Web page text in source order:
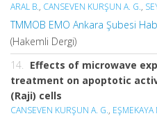
ARAL B., CANSEVEN KURŞUN A. G.,
TMMOB EMO Ankara Şubesi
(Hakemli Dergi)
14. Effects of microwave
treatment on apoptotic
(Raji) cells
CANSEVEN KURŞUN A. G., EŞMEKAYA